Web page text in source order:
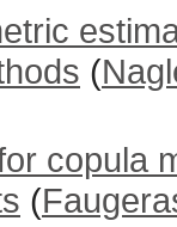
(
copula
(